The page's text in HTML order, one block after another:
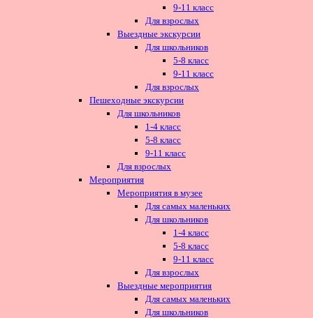
9-11 класс
Для взрослых
Выездные экскурсии
Для школьников
5-8 класс
9-11 класс
Для взрослых
Пешеходные экскурсии
Для школьников
1-4 класс
5-8 класс
9-11 класс
Для взрослых
Мероприятия
Мероприятия в музее
Для самых маленьких
Для школьников
1-4 класс
5-8 класс
9-11 класс
Для взрослых
Выездные мероприятия
Для самых маленьких
Для школьников